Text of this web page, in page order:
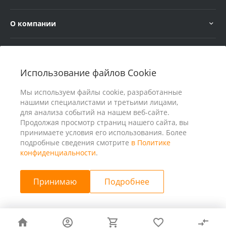
Использование файлов Cookie
Мы используем файлы cookie, разработанные
нашими специалистами и третьими лицами,
для анализа событий на нашем веб-сайте.
Продолжая просмотр страниц нашего сайта, вы
принимаете условия его использования. Более
подробные сведения смотрите в Политике
конфиденциальности.
Принимаю Подробнее
О компании
© 2026 ООО «25 Киловатт» ИНН 4401188290, Все права
защищены